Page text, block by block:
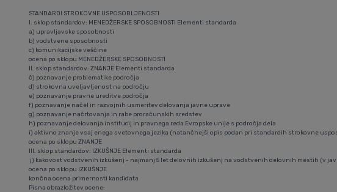
STANDARDI STROKOVNE USPOSOBLJENOSTI
I. sklop standardov: MENEDŽERSKE SPOSOBNOSTI Elementi standarda
a) upravljavske sposobnosti
b) vodstvene sposobnosti
c) komunikacijske veščine
ocena po sklopu MENEDŽERSKE SPOSOBNOSTI
II. sklop standardov: ZNANJE Elementi standarda
č) poznavanje problematike področja
d) strokovna uveljavljenost na področju
e) poznavanje pravne ureditve področja
f) poznavanje načel in razvojnih usmeritev delovanja javne uprave
g) poznavanje načrtovanja in rabe proračunskih sredstev
h) poznavanje delovanja institucij in pravnega reda Evropske unije s področja dela
i) aktivno znanje vsaj enega svetovnega jezika (natančnejši opis podan pri standardih strokovne
ocena po sklopu ZNANJE
III. sklop standardov: IZKUŠNJE Elementi standarda
j) kakovost vodstvenih izkušenj - najmanj 5 let delovnih izkušenj na vodstvenih delovnih mestih (v
ocena po sklopu IZKUŠNJE
končna ocena primernosti kandidata
Pisna obrazložitev ocene: